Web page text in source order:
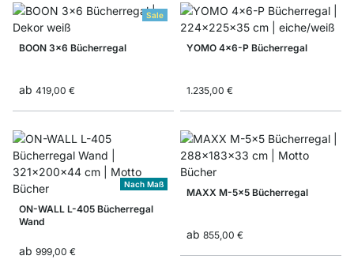
Sale
BOON 3x6 Bücherregal
ab 419,00 €
YOMO 4x6-P Bücherregal
1.235,00 €
Nach Maß
ON-WALL L-405 Bücherregal
Wand
ab 999,00 €
MAXX M-5x5 Bücherregal
ab 855,00 €